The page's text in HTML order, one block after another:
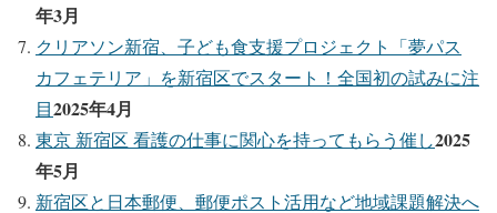
年3月
クリアソン新宿、子ども食支援プロジェクト「夢パス
カフェテリア」を新宿区でスタート！全国初の試みに注
目2025年4月
東京 新宿区 看護の仕事に関心を持ってもらう催し2025
年5月
新宿区と日本郵便、郵便ポスト活用など地域課題解決へ